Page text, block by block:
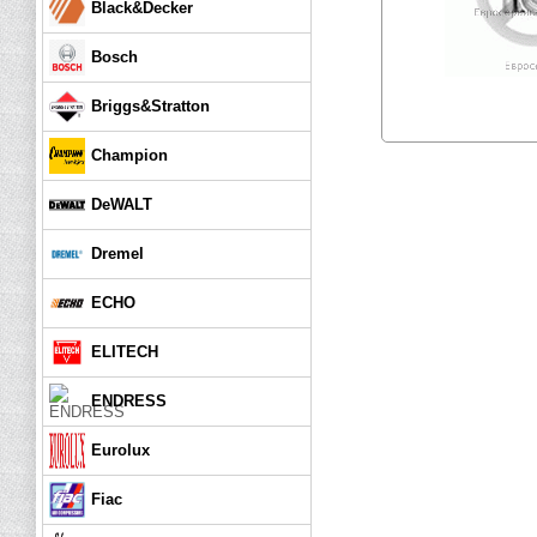
Black&Decker
Bosch
Briggs&Stratton
Champion
DeWALT
Dremel
ECHO
ELITECH
ENDRESS
Eurolux
Fiac